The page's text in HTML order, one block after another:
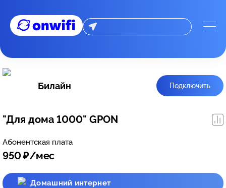
Билайн Подключить
"Для дома 1000" GPON
Абонентская плата
950₽/мес
Домашний интернет